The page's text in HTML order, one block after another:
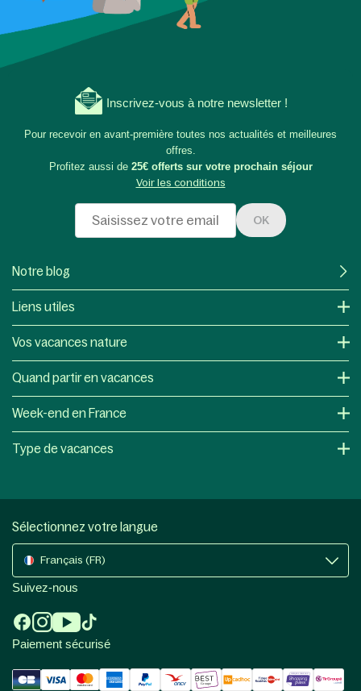
Inscrivez-vous à notre newsletter !
Pour recevoir en avant-première toutes nos actualités et meilleures
offres.
Profitez aussi de 25€ offerts sur votre prochain séjour
Voir les conditions
OK
Notre blog
Liens utiles
Vos vacances nature
Quand partir en vacances
Week-end en France
Type de vacances
Sélectionnez votre langue
Français (FR)
Suivez-nous
Paiement sécurisé